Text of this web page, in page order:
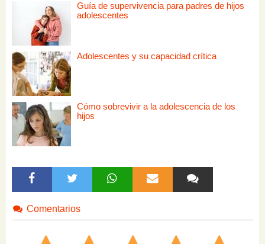
Guía de supervivencia para padres de hijos
adolescentes
Adolescentes y su capacidad crítica
Cómo sobrevivir a la adolescencia de los
hijos
Comentarios